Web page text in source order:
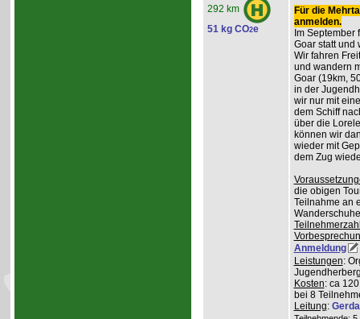
292 km
51 kg CO2e
Für die
anmelden.
Im September
Goar statt und
Wir fahren
und wandern
Goar (19km,
in der
wir nur mit
dem Schiff
über die
können wir
wieder mit
dem Zug
die obigen
Teilnahme an
Anmeldung
Leistungen:
Kosten: ca
bei 8
Leitung: